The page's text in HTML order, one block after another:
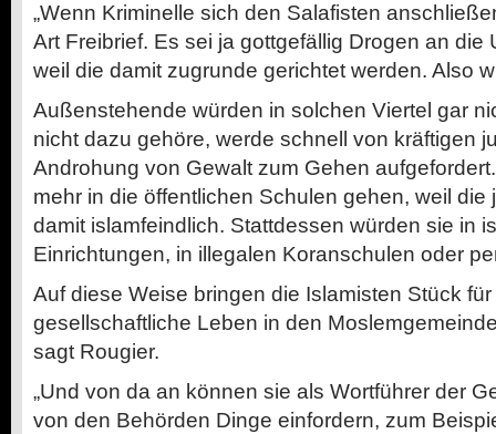
„Wenn Kriminelle sich den Salafisten
Art Freibrief. Es sei ja gottgefällig Drogen an die
weil die damit zugrunde gerichtet werden. Also
Außenstehende würden in solchen Viertel gar
nicht dazu gehöre, werde schnell von kräftigen
Androhung von Gewalt zum Gehen
mehr in die öffentlichen Schulen gehen, weil die
damit islamfeindlich. Stattdessen würden sie in
Einrichtungen, in illegalen Koranschulen oder
Auf diese Weise bringen die Islamisten Stück
gesellschaftliche Leben in den
sagt Rougier.
„Und von da an können sie als Wortführer der
von den Behörden Dinge einfordern, zum